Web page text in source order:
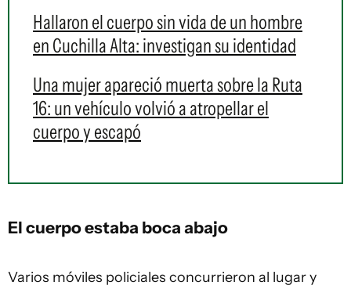
Hallaron el cuerpo sin vida de un hombre
en Cuchilla Alta: investigan su identidad
Una mujer apareció muerta sobre la Ruta
16: un vehículo volvió a atropellar el
cuerpo y escapó
El cuerpo estaba boca abajo
Varios móviles policiales concurrieron al lugar y